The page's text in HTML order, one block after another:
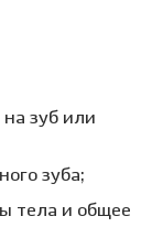
зуб или
зуба;
тела и общее